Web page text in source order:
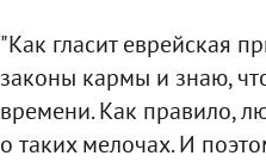
"Как гласит еврейская
законы кармы и знаю,
времени. Как правило,
о таких мелочах. И